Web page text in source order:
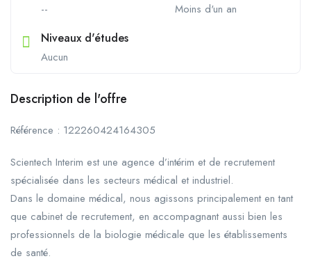
-- Moins d'un an
Niveaux d'études
Aucun
Description de l'offre
Référence : 122260424164305
Scientech Interim est une agence d’intérim et de recrutement
spécialisée dans les secteurs médical et industriel.
Dans le domaine médical, nous agissons principalement en tant
que cabinet de recrutement, en accompagnant aussi bien les
professionnels de la biologie médicale que les établissements
de santé.